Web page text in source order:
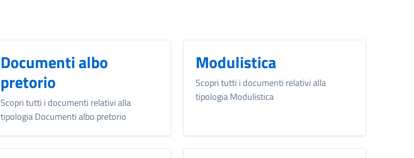
Documenti albo
pretorio
Scopri tutti i documenti relativi alla
tipologia Documenti albo pretorio
Modulistica
Scopri tutti i documenti relativi alla
tipologia Modulistica